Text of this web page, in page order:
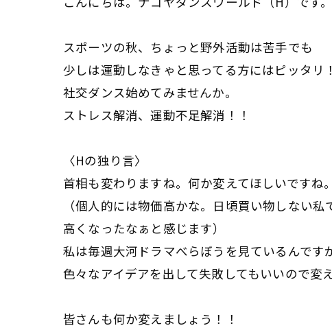
スポーツの秋、ちょっと野外活動は苦手でも
少しは運動しなきゃと思ってる方にはピッタリ
社交ダンス始めてみませんか。
ストレス解消、運動不足解消！！
〈Hの独り言〉
首相も変わりますね。何か変えてほしいですね。
（個人的には物価高かな。日頃買い物しない
高くなったなぁと感じます）
私は毎週大河ドラマべらぼうを見ているんです
色々なアイデアを出して失敗してもいいので変
皆さんも何か変えましょう！！